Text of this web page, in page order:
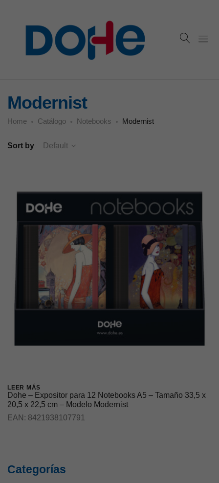
Modernist
Home Catálogo Notebooks Modernist
Sort by Default
LEER MÁS
Dohe – Expositor para 12 Notebooks A5 – Tamaño 33,5 x
20,5 x 22,5 cm – Modelo Modernist
EAN: 8421938107791
Categorías